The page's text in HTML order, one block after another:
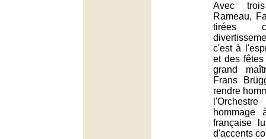
Avec
Rameau,
tirées
c'est à
et des
grand
Frans
rendre
hommage
française
d'accents